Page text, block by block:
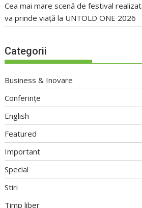
Cea mai mare scenă de festival
va prinde viață la UNTOLD ONE 2026
Categorii
Business & Inovare
Conferințe
English
Featured
Important
Special
Stiri
Timp liber